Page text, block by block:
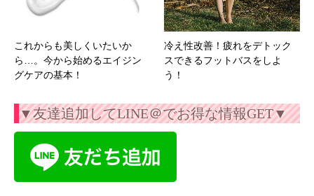
これからも美しくいたいか
ら…。今から始めるエイジン
グケアの基本！
冷え性改善！疲れをデトック
スできるフットバスをしよ
う！
▼友達追加してLINE＠でお得な情報GET▼